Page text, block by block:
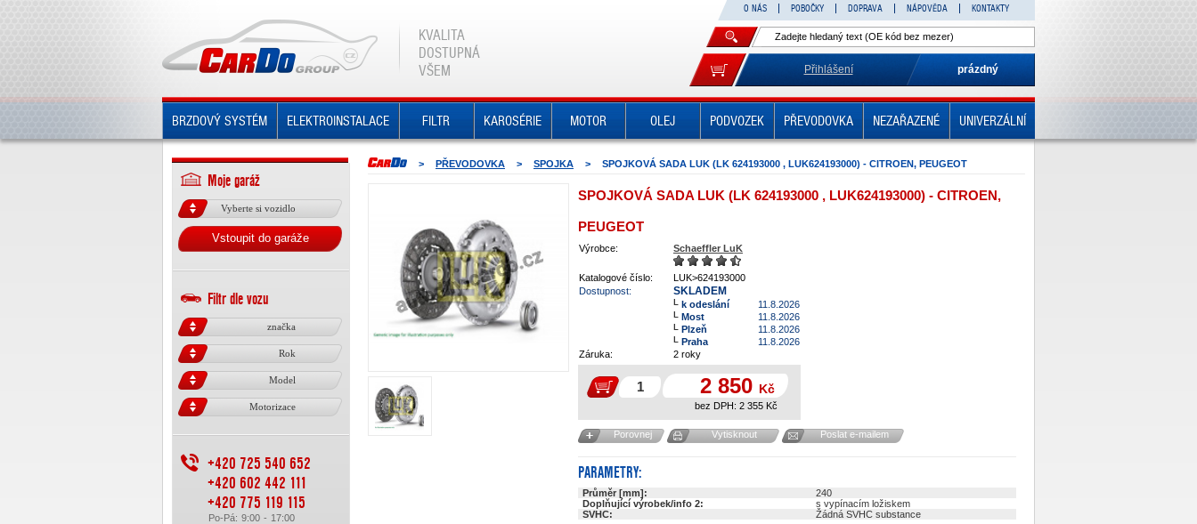
KVALITA
DOSTUPNÁ
VŠEM
O NÁS POBOČKY DOPRAVA NÁPOVĚDA KONTAKTY
Přihlášení prázdný
BRZDOVÝ SYSTÉM ELEKTROINSTALACE FILTR KAROSÉRIE MOTOR OLEJ PODVOZEK PŘEVODOVKA NEZAŘAZENÉ UNIVERZÁLNÍ
> PŘEVODOVKA > SPOJKA > SPOJKOVÁ SADA LUK (LK 624193000 , LUK624193000) - CITROEN, PEUGEOT
SPOJKOVÁ SADA LUK (LK 624193000 , LUK624193000) - CITROEN,
PEUGEOT
Výrobce: Schaeffler LuK
Katalogové číslo:
LUK>624193000
Dostupnost:
SKLADEM
k odeslání
11.8.2026
Most
11.8.2026
Plzeň
11.8.2026
Praha
11.8.2026
Záruka:
2 roky
2 850 Kč
bez DPH: 2 355 Kč
Porovnej Vytisknout Poslat e-mailem
PARAMETRY:
Průměr [mm]:
240
Doplňující výrobek/info 2:
s vypínacím ložiskem
SVHC:
Žádná SVHC substance
Moje garáž
Vyberte si vozidlo
Vstoupit do garáže
Filtr dle vozu
značka
Rok
Model
Motorizace
+420 725 540 652
+420 602 442 111
+420 775 119 115
Po-Pá: 9:00 - 17:00